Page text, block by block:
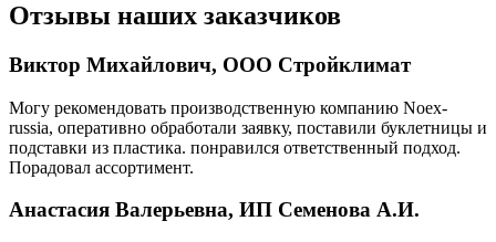
Отзывы наших заказчиков
Виктор Михайлович, ООО Стройклимат
Могу рекомендовать производственную компанию Noex-
russia, оперативно обработали заявку, поставили буклетницы и
подставки из пластика. понравился ответственный подход.
Порадовал ассортимент.
Анастасия Валерьевна, ИП Семенова А.И.